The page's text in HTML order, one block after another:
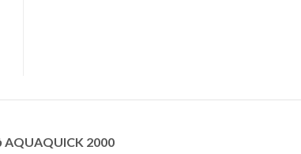
فئات أسواق AQUAQUICK 2000